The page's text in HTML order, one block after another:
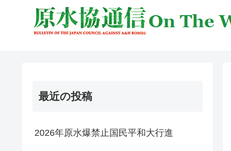
最近の投稿
2026年原水爆禁止国民平和大行進